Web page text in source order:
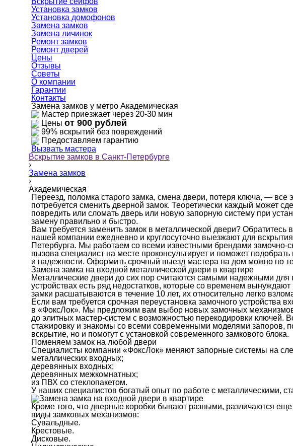
Установка замков
Установка домофонов
Замена замков
Замена личинок
Ремонт замков
Ремонт дверей
Цены
Отзывы
Советы
О компании
Гарантии
Контакты
Замена замков у метро Академическая
Мастер приезжает через 20-30 мин
Цены от 900 рублей
99% вскрытий без повреждений
Предоставляем гарантию
Вызвать мастера
Вскрытие замков в Санкт-Петербурге
›
Замена замков
›
Академическая
Переезд, поломка старого замка, смена двери, потеря ключа, — все
потребуется сменить дверной замок. Теоретически каждый может
повредить или сломать дверь или новую запорную систему при
замену правильно и быстро.
Вам требуется заменить замок в металлической двери?
нашей компании ежедневно и круглосуточно выезжают для
Петербурга. Мы работаем со всеми известными брендами замочно-
вызова специалист на месте проконсультирует и поможет
и надежности. Оформить срочный выезд мастера на дом можно по
Замена замка на входной металлической двери в квартире
Металлические двери до сих пор считаются самыми надежными для
устройствах есть ряд недостатков, которые со временем
замки расшатываются в течение 10 лет, их относительно легко
Если вам требуется срочная переустановка замочного устройства
в «ФоксЛок». Мы предложим вам выбор новых замочных
до элитных мастер-систем с возможностью перекодировки ключей.
стажировку и знакомы со всеми современными моделями запоров,
вскрытие, но и помогут с установкой современного замкового блока.
Поменяем замок на любой двери
Специалисты компании «ФоксЛок» меняют запорные системы на
металлических входных;
деревянных входных;
деревянных межкомнатных;
из ПВХ со стеклопакетом.
У наших специалистов богатый опыт по работе с металлическими,
Кроме того, что дверные коробки бывают разными, различаются
виды замковых механизмов:
Сувальдные.
Крестовые.
Дисковые.